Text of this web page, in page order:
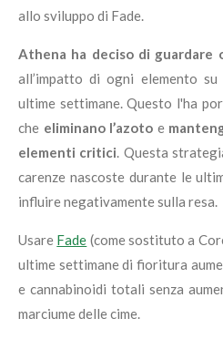
allo sviluppo di Fade.
Athena ha deciso di guardare
all’impatto di ogni elemento
ultime settimane. Questo l'ha
che eliminano l’azoto e
elementi critici. Questa
carenze nascoste durante le
influire negativamente sulla resa.
Usare Fade (come sostituto a
ultime settimane di fioritura
e cannabinoidi totali senza
marciume delle cime.